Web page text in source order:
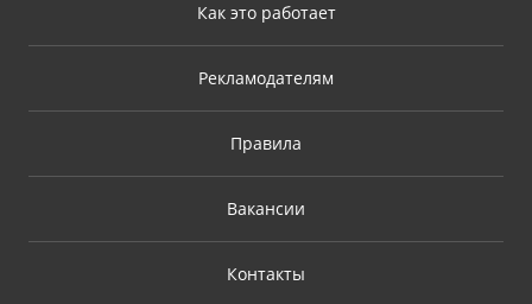
Как это работает
Рекламодателям
Правила
Вакансии
Контакты